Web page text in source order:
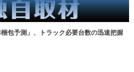
包予測」、トラック必要台数の迅速把握